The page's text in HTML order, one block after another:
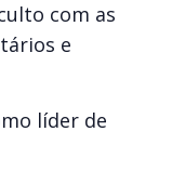
com as
e
líder de